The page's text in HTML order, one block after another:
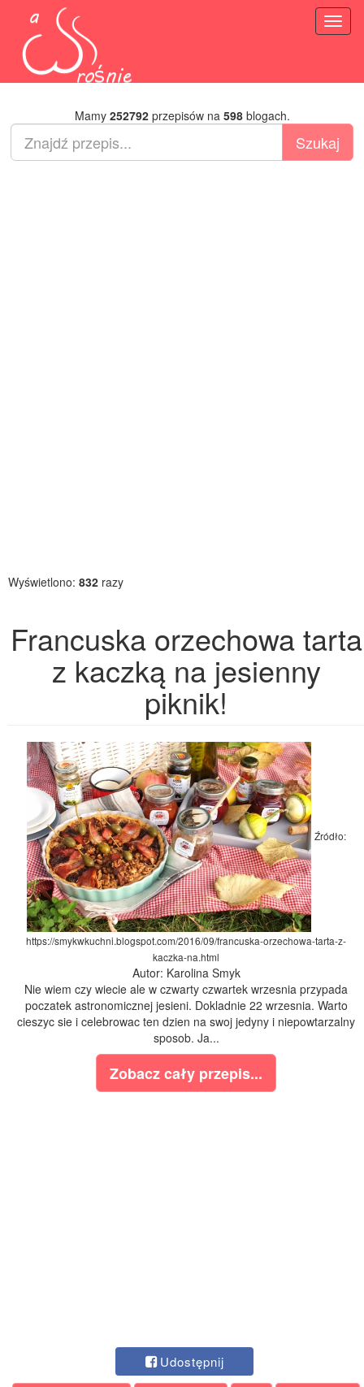
Mamy 252792przepisów na 598blogach.
Wyświetlono: 832 razy
Francuska orzechowa tarta
z kaczką na jesienny
piknik!
Źródło:
https://smykwkuchni.blogspot.com/2016/09/francuska-orzechowa-tarta-z-
kaczka-na.html
Autor: Karolina Smyk
Nie wiem czy wiecie ale w czwarty czwartek wrzesnia przypada
poczatek astronomicznej jesieni. Dokladnie 22 wrzesnia. Warto
cieszyc sie i celebrowac ten dzien na swoj jedyny i niepowtarzalny
sposob. Ja...
Zobacz cały przepis...
Udostępnij